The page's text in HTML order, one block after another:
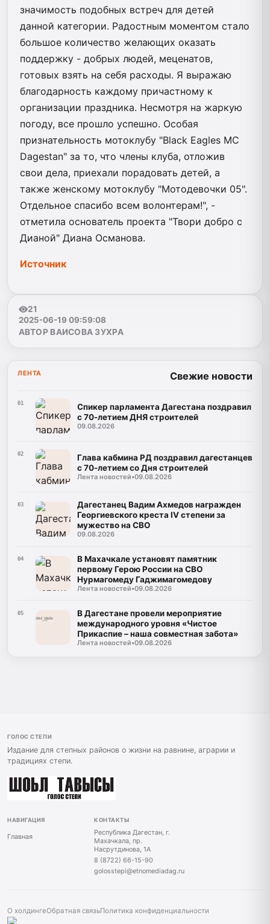
значимость подобных встреч для детей
данной категории. Радостным моментом стало
большое количество желающих оказать
поддержку - добрых людей, меценатов,
готовых взять на себя расходы. Я выражаю
благодарность каждому причастному к
организации праздника. Несмотря на жаркую
погоду, все прошло успешно. Особая
признательность мотоклубу "Black Eagles MC
Dagestan" за то, что члены клуба, отложив
свои дела, приехали порадовать детей, а
также женскому мотоклубу "Мотодевочки 05".
Отдельное спасибо всем волонтерам!", -
отметила основатель проекта "Твори добро с
Дианой" Диана Османова.
Источник
21
2025-06-19 09:59:08
АВТОР ВАИСОВА ЗУХРА
ЛЕНТА Свежие новости
01
Спикер парламента Дагестана поздравил
с 70-летием ДНЯ строителей
09.08.2026
02
Глава кабмина РД поздравил дагестанцев
с 70-летием со Дня строителей
Лента новостей•09.08.2026
03
Дагестанец Вадим Ахмедов награжден
Георгиевского креста IV степени за
мужество на СВО
09.08.2026
04
В Махачкале установят памятник
первому Герою России на СВО
Нурмагомеду Гаджимагомедову
Лента новостей•09.08.2026
05
В Дагестане провели мероприятие
международного уровня «Чистое
Прикаспие – наша совместная забота»
Лента новостей•09.08.2026
ГОЛОС СТЕПИ
Издание для степных районов о жизни на равнине, аграрии и
традициях степи.
НАВИГАЦИЯ
Главная
КОНТАКТЫ
Республика Дагестан, г.
Махачкала, пр.
Насрутдинова, 1А
8 (8722) 66-15-90
golosstepi@etnomediadag.ru
О холдингеОбратная связьПолитика конфиденциальности